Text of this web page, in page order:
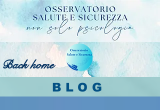
Back home
BLOG